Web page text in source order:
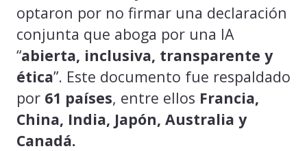
optaron por no firmar una declaración
conjunta que aboga por una IA
“abierta, inclusiva, transparente y
ética”. Este documento fue respaldado
por 61 países, entre ellos Francia,
China, India, Japón, Australia y
Canadá.